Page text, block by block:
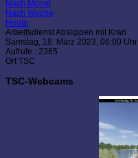
Nach Monat
Nach Woche
Heute
Arbeitsdienst Abslippen mit Kran
Samstag, 18. März 2023, 06:00 Uhr
Aufrufe : 2365
Ort TSC
TSC-Webcams